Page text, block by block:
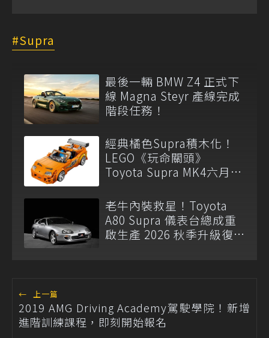
Supra
最後一輛 BMW Z4 正式下
線 Magna Steyr 產線完成
階段任務！
經典橘色Supra積木化！
LEGO《玩命關頭》
Toyota Supra MK4六月登
老牛內裝救星！Toyota
A80 Supra 儀表台總成重
啟生產 2026 秋季升級復
← 上一篇
2019 AMG Driving Academy駕駛學院！新增
進階訓練課程，即刻開始報名